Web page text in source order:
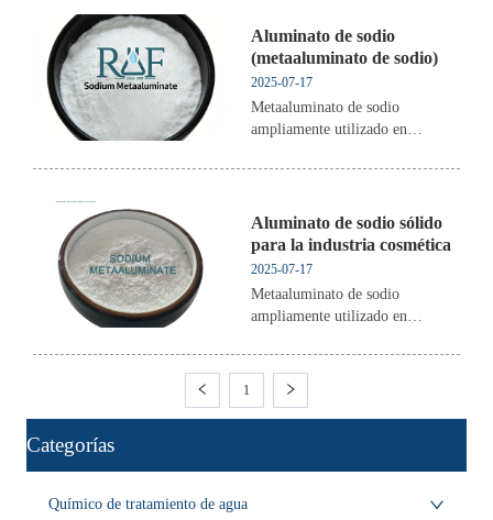
Aluminato de sodio
(metaaluminato de sodio)
2025-07-17
Metaaluminato de sodio
ampliamente utilizado en
productos químicos finos,
Aluminato de sodio sólido
para la industria cosmética
2025-07-17
Metaaluminato de sodio
ampliamente utilizado en
productos químicos finos,
adsorbente de litio,
1
ㅤCategorías
Químico de tratamiento de agua